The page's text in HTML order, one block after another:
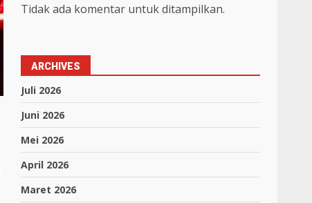
Tidak ada komentar untuk ditampilkan.
ARCHIVES
Juli 2026
Juni 2026
Mei 2026
April 2026
Maret 2026